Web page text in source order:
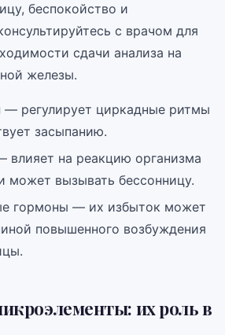
беспокойство и
с врачом для
сдачи анализа на
железы.
— регулирует циркадные ритмы
засыпанию.
влияет на реакцию организма
может вызывать бессонницу.
гормоны — их избыток может
повышенного возбуждения
их роль в